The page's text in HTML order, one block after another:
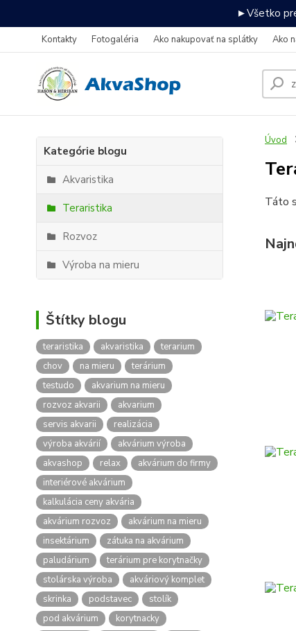
►Všetko
Kontakty Fotogaléria Ako nakupovať na splátky Ako
Kategórie blogu
Akvaristika
Teraristika
Rozvoz
Výroba na mieru
Štítky blogu
teraristika akvaristika
terarium
chov
na mieru
terárium
testudo
akvarium na mieru
rozvoz akvarii
akvarium
servis akvarii
realizácia
výroba akvárií
akvárium výroba
akvashop
relax
akvárium do firmy
interiérové akvárium
kalkulácia ceny akvária
akvárium rozvoz
akvárium na mieru
insektárium
zátuka na akvárium
paludárium
terárium pre korytnačky
stolárska výroba
akváriový komplet
skrinka
podstavec
stolík
pod akvárium
korytnacky
Úvod
Táto